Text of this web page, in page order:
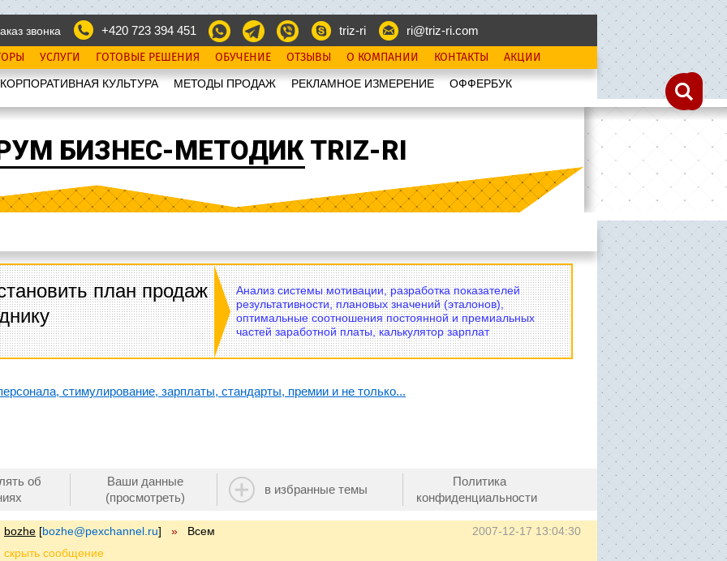
звонка +420 723 394 451 triz-ri ri@triz-ri.com
УСЛУГИ ГОТОВЫЕ РЕШЕНИЯ ОБУЧЕНИЕ ОТЗЫВЫ О КОМПАНИИ КОНТАКТЫ АКЦИИ
КОРПОРАТИВНАЯ КУЛЬТУРА МЕТОДЫ ПРОДАЖ РЕКЛАМНОЕ ИЗМЕРЕНИЕ OФФЕРБУК
БИЗНЕС-МЕТОДИК TRIZ-RI
план продаж
Анализ системы мотивации, разработка показателей
результативности, плановых значений (эталонов),
оптимальные соотношения постоянной и премиальных
частей заработной платы, калькулятор зарплат
стимулирование, зарплаты, стандарты, премии и не только...
об
Ваши данные
(просмотреть)
в избранные темы
Политика
конфиденциальности
2007-12-17 13:04:30
bozhe [bozhe@pexchannel.ru] » Всем